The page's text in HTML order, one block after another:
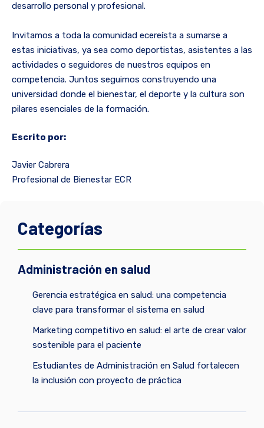
desarrollo personal y profesional.
Invitamos a toda la comunidad ecereísta a sumarse a
estas iniciativas, ya sea como deportistas, asistentes a las
actividades o seguidores de nuestros equipos en
competencia. Juntos seguimos construyendo una
universidad donde el bienestar, el deporte y la cultura son
pilares esenciales de la formación.
Escrito por:
Javier Cabrera
Profesional de Bienestar ECR
Categorías
Administración en salud
Gerencia estratégica en salud: una competencia
clave para transformar el sistema en salud
Marketing competitivo en salud: el arte de crear valor
sostenible para el paciente
Estudiantes de Administración en Salud fortalecen
la inclusión con proyecto de práctica